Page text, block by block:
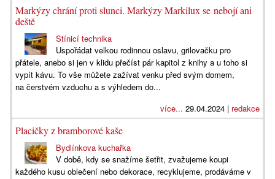
Markýzy chrání proti slunci. Markýzy Markilux se nebojí ani
deště
Stínicí technika
Uspořádat velkou rodinnou oslavu, grilovačku pro
přátele, anebo si jen v klidu přečíst pár kapitol z knihy a u toho si
vypít kávu. To vše můžete zažívat venku před svým domem,
na čerstvém vzduchu a s výhledem do...
více... 29.04.2024 | redakce
Placičky z bramborové kaše
Bydlínkova kuchařka
V době, kdy se snažíme šetřit, zvažujeme koupi
každého kusu oblečení nebo dekorace, recyklujeme, prodáváme v